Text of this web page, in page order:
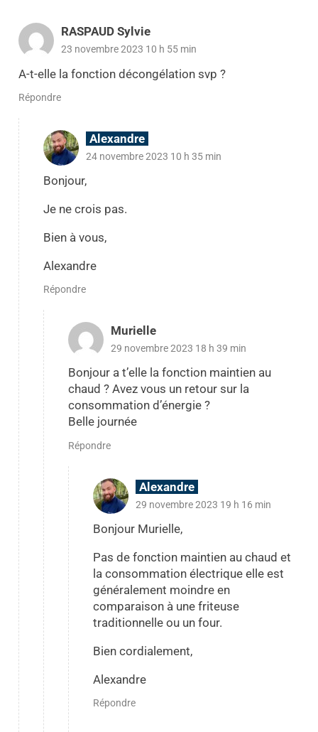
RASPAUD Sylvie
23 novembre 2023 10 h 55 min
A-t-elle la fonction décongélation svp ?
Répondre
Alexandre
24 novembre 2023 10 h 35 min
Bonjour,
Je ne crois pas.
Bien à vous,
Alexandre
Répondre
Murielle
29 novembre 2023 18 h 39 min
Bonjour a t’elle la fonction maintien au
chaud ? Avez vous un retour sur la
consommation d’énergie ?
Belle journée
Répondre
Alexandre
29 novembre 2023 19 h 16 min
Bonjour Murielle,
Pas de fonction maintien au chaud et
la consommation électrique elle est
généralement moindre en
comparaison à une friteuse
traditionnelle ou un four.
Bien cordialement,
Alexandre
Répondre